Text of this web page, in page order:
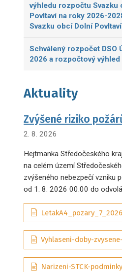
výhledu rozpočtu Svazku
Povltaví na roky 2026-
Svazku obcí Dolní
Schválený rozpočet DSO
2026 a rozpočtový výhled
Aktuality
Zvýšené riziko
2. 8. 2026
Hejtmanka Středočeského
na celém území
zvýšeného nebezpečí vzniku
od 1. 8. 2026 00:00 do